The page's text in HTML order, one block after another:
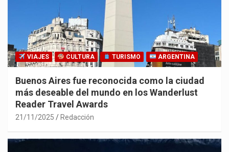
VIAJES CULTURA TURISMO ARGENTINA
Buenos Aires fue reconocida como la ciudad
más deseable del mundo en los Wanderlust
Reader Travel Awards
21/11/2025 Redacción